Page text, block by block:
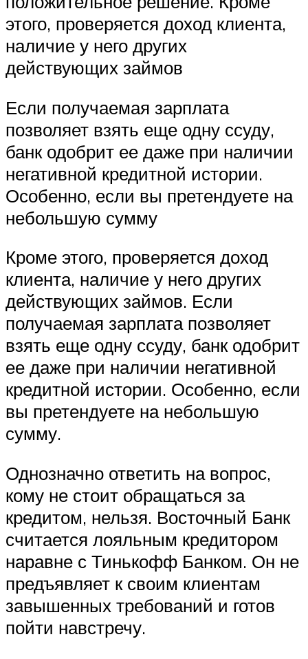
этого, проверяется доход клиента,
наличие у него других
действующих займов
Если получаемая зарплата
позволяет взять еще одну ссуду,
банк одобрит ее даже при наличии
негативной кредитной истории.
Особенно, если вы претендуете на
небольшую сумму
Кроме этого, проверяется доход
клиента, наличие у него других
действующих займов. Если
получаемая зарплата позволяет
взять еще одну ссуду, банк одобрит
ее даже при наличии негативной
кредитной истории. Особенно, если
вы претендуете на небольшую
сумму.
Однозначно ответить на вопрос,
кому не стоит обращаться за
кредитом, нельзя. Восточный Банк
считается лояльным кредитором
наравне с Тинькофф Банком. Он не
предъявляет к своим клиентам
завышенных требований и готов
пойти навстречу.